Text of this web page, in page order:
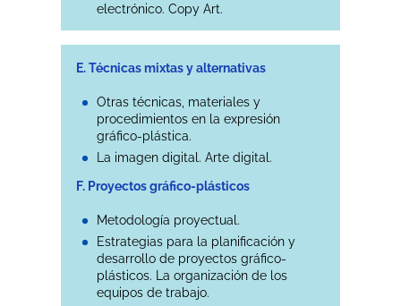
electrónico. Copy Art.
E. Técnicas mixtas y alternativas
Otras técnicas, materiales y
procedimientos en la expresión
gráfico-plástica.
La imagen digital. Arte digital.
F. Proyectos gráfico-plásticos
Metodología proyectual.
Estrategias para la planificación y
desarrollo de proyectos gráfico-
plásticos. La organización de los
equipos de trabajo.